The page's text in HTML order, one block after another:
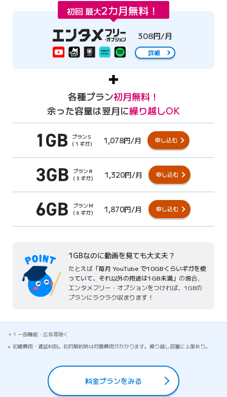
初回 最大2カ月無料！
308円/月
詳細
各種プラン初月無料！
余った容量は翌月に繰り越しOK
プランＳ
（１ギガ）
1,078円/月 申し込む
プランＲ
（３ギガ）
1,320円/月 申し込む
プランＭ
（６ギガ）
1,870円/月 申し込む
1GBなのに動画を見ても大丈夫？
たとえば「毎月 YouTube で10GBくらいギガを使
っていて、それ以外の用途は1GB未満」 の場合、
エンタメフリー・オプションをつければ、1GBの
プランにラクラク収まります！
1 一部機能・広告等除く
初期費用・通話料別。初月解約時は月額費用がかかります。繰り越し容量に上限あり。
料金プランをみる